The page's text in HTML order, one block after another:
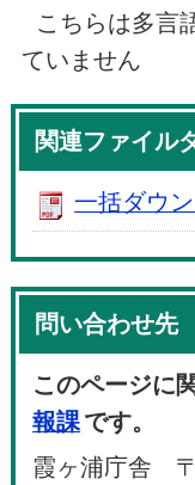
こちらは多言
ていません
関連ファイル
一括ダウ
問い合わせ先
このページに
報課です。
霞ヶ浦庁舎